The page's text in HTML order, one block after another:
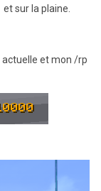
sur la plaine.
actuelle et mon /rp